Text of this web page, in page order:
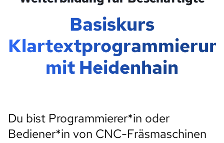
Basiskurs
mit Heidenhain
Du bist Programmierer*in oder
Bediener*in von CNC-Fräsmaschinen